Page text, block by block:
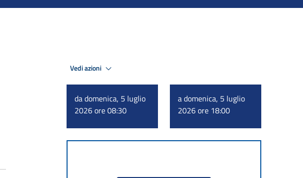
Vedi azioni
da domenica, 5 luglio
2026 ore 08:30
a domenica, 5 luglio
2026 ore 18:00